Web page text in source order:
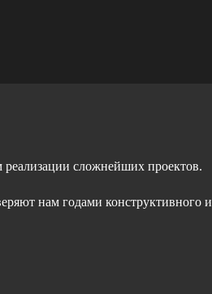
сложнейших проектов.
нам годами конструктивного и